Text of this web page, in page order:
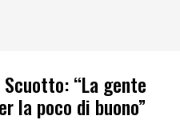
“La gente
la poco di buono”